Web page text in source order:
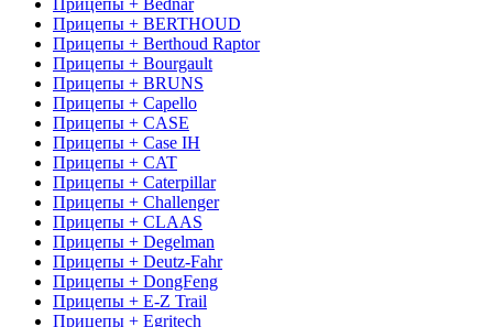
Прицепы + BERTHOUD
Прицепы + Berthoud Raptor
Прицепы + Bourgault
Прицепы + BRUNS
Прицепы + Capello
Прицепы + CASE
Прицепы + Case IH
Прицепы + CAT
Прицепы + Caterpillar
Прицепы + Challenger
Прицепы + CLAAS
Прицепы + Degelman
Прицепы + Deutz-Fahr
Прицепы + DongFeng
Прицепы + E-Z Trail
Прицепы + Egritech